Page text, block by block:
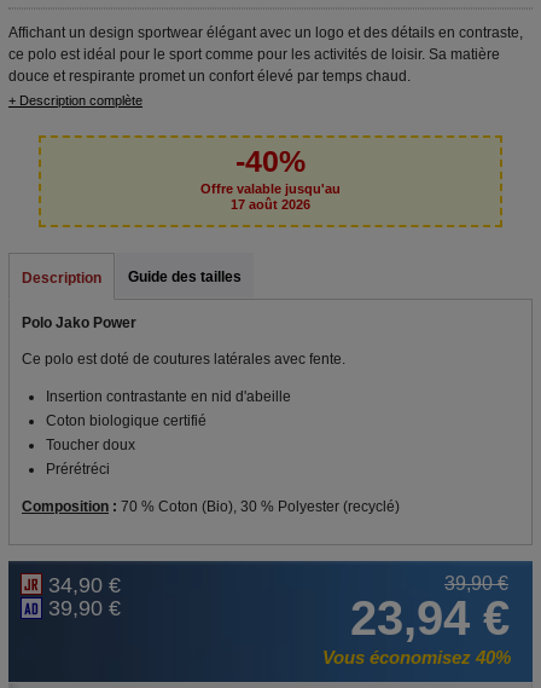
Affichant un design sportwear élégant avec un logo et des détails en contraste,
ce polo est idéal pour le sport comme pour les activités de loisir. Sa matière
douce et respirante promet un confort élevé par temps chaud.
+ Description complète
-40%
Offre valable jusqu'au
17 août 2026
Description Guide des tailles
Polo Jako Power
Ce polo est doté de coutures latérales avec fente.
Insertion contrastante en nid d'abeille
Coton biologique certifié
Toucher doux
Prérétréci
Composition : 70 % Coton (Bio), 30 % Polyester (recyclé)
34,90 €
39,90 €
39,90 €
23,94 €
Vous économisez 40%